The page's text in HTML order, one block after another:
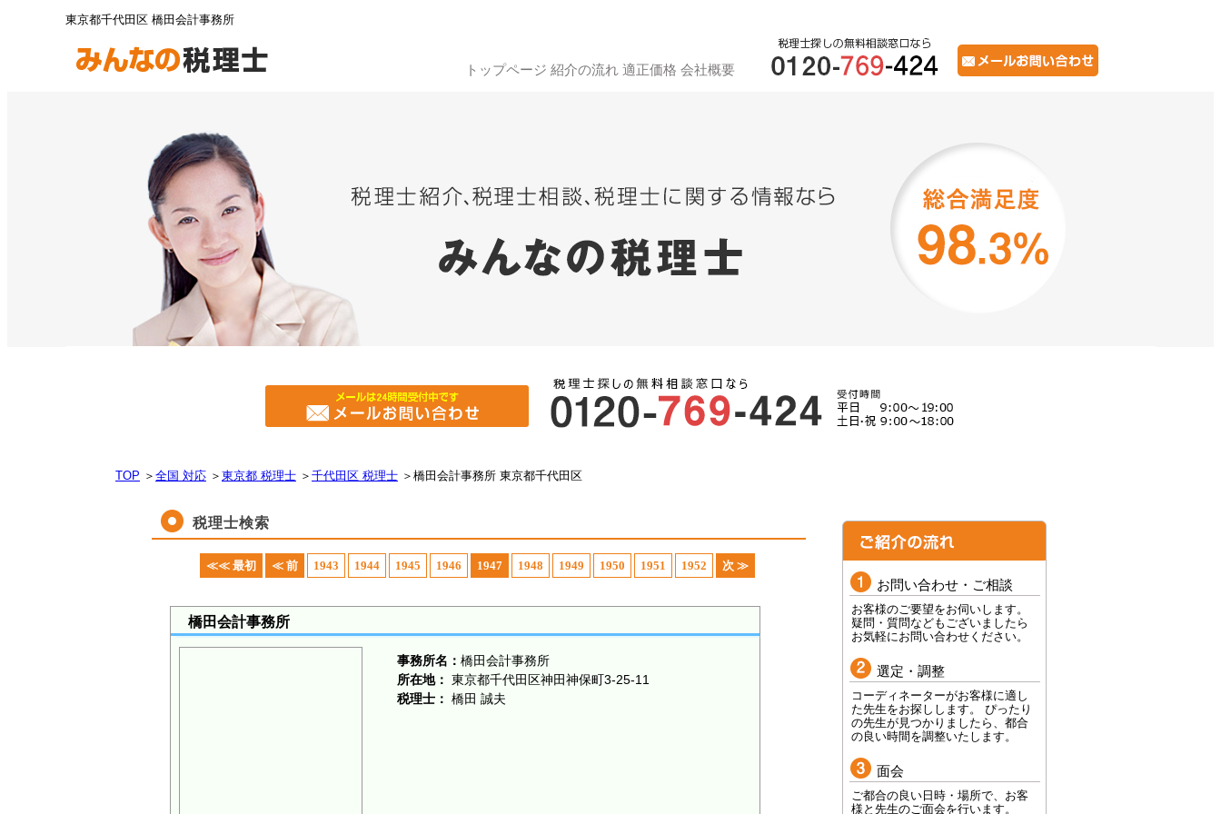
東京都千代田区 橋田会計事務所
トップページ 紹介の流れ 適正価格 会社概要
TOP ＞ 全国 対応 ＞ 東京都 税理士 ＞ 千代田区 税理士 ＞ 橋田会計事務所 東京都千代田区
税理士検索
≪≪ 最初 ≪ 前 1943 1944 1945 1946 1947 1948 1949 1950 1951 1952 次 ≫
橋田会計事務所
事務所名： 橋田会計事務所
所在地： 東京都千代田区神田神保町3-25-11
税理士： 橋田 誠夫
お問い合わせ・ご相談
お客様のご要望をお伺いします。
疑問・質問などもございましたら
お気軽にお問い合わせください。
選定・調整
コーディネーターがお客様に適し
た先生をお探しします。 ぴったり
の先生が見つかりましたら、都合
の良い時間を調整いたします。
面会
ご都合の良い日時・場所で、お客
様と先生のご面会を行います。